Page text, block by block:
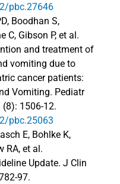
pbc.27646
Boodhan S,
C, Gibson P, et al.
and treatment of
vomiting due to
cancer patients:
Vomiting. Pediatr
(8): 1506-12.
pbc.25063
E, Bohlke K,
RA, et al.
Update. J Clin
97.